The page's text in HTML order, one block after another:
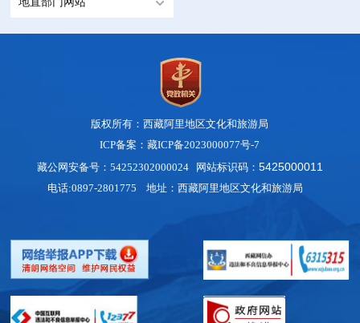
版权所有：西藏阿里地区文化和旅游局
ICP备案：藏ICP备2023000077号-7
藏公网安备号：54252302000024 网站标识码： 5425000011
电话:0897-2801775 地址：西藏阿里地区文化和旅游局